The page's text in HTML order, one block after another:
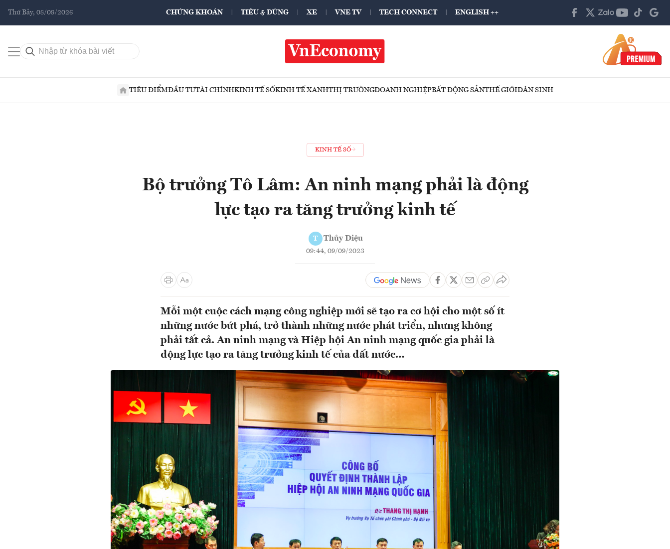
Thứ Bảy, 08/08/2026 CHỨNG KHOÁN TIÊU & DÙNG XE VNE TV TECH CONNECT ENGLISH ++
TIÊU ĐIỂMĐẦU TƯTÀI CHÍNHKINH TẾ SỐKINH TẾ XANHTHỊ TRƯỜNGDOANH NGHIỆPBẤT ĐỘNG SẢNTHẾ GIỚIDÂN SINH
KINH TẾ SỐ
Bộ trưởng Tô Lâm: An ninh mạng phải là động
lực tạo ra tăng trưởng kinh tế
T Thủy Diệu
09:44, 09/09/2023
Mỗi một cuộc cách mạng công nghiệp mới sẽ tạo ra cơ hội cho một số ít
những nước bứt phá, trở thành những nước phát triển, nhưng không
phải tất cả. An ninh mạng và Hiệp hội An ninh mạng quốc gia phải là
động lực tạo ra tăng trưởng kinh tế của đất nước…